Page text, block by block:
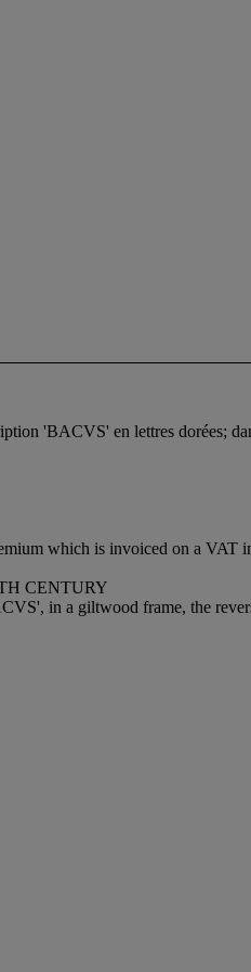
'BACVS' en lettres dorées;
which is invoiced on a VAT
CENTURY
in a giltwood frame, the